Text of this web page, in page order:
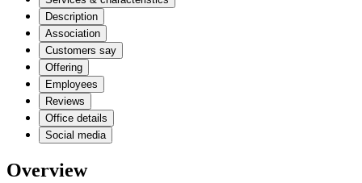
Description
Association
Customers say
Offering
Employees
Reviews
Office details
Social media
Overview